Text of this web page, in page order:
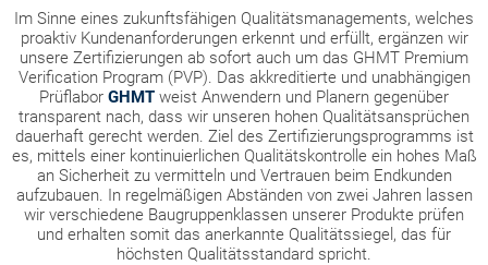
Im Sinne eines zukunftsfähigen Qualitätsmanagements, welches
proaktiv Kundenanforderungen erkennt und erfüllt, ergänzen wir
unsere Zertifizierungen ab sofort auch um das GHMT Premium
Verification Program (PVP). Das akkreditierte und unabhängigen
Prüflabor GHMT weist Anwendern und Planern gegenüber
transparent nach, dass wir unseren hohen Qualitätsansprüchen
dauerhaft gerecht werden. Ziel des Zertifizierungsprogramms ist
es, mittels einer kontinuierlichen Qualitätskontrolle ein hohes Maß
an Sicherheit zu vermitteln und Vertrauen beim Endkunden
aufzubauen. In regelmäßigen Abständen von zwei Jahren lassen
wir verschiedene Baugruppenklassen unserer Produkte prüfen
und erhalten somit das anerkannte Qualitätssiegel, das für
höchsten Qualitätsstandard spricht.